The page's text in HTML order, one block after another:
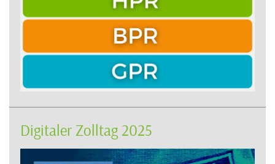
Digitaler Zolltag 2025